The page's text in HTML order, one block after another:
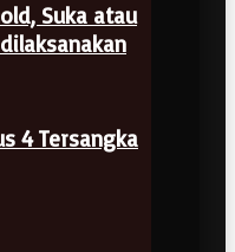
Suka atau
4 Tersangka